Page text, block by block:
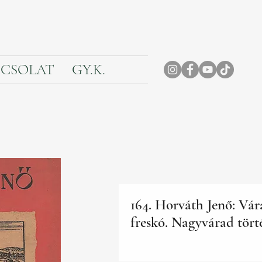
GY.K.
164. Horváth Jenő:
freskó. Nagyvárad